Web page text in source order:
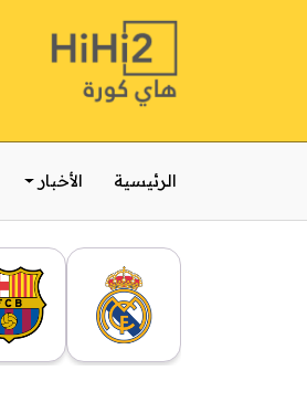
الرئيسية الأخبار